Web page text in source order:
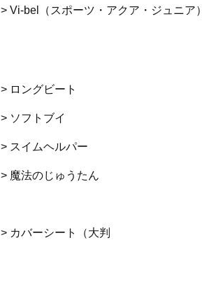
> Vi-bel（スポーツ・アクア・ジュニア）
> ロングビート
> ソフトブイ
> スイムヘルパー
> 魔法のじゅうたん
> カバーシート（大判